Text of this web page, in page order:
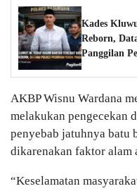
Kades
Reborn,
Panggilan
AKBP Wisnu Wardana
melakukan pengecekan
penyebab jatuhnya batu
dikarenakan faktor alam
“Keselamatan